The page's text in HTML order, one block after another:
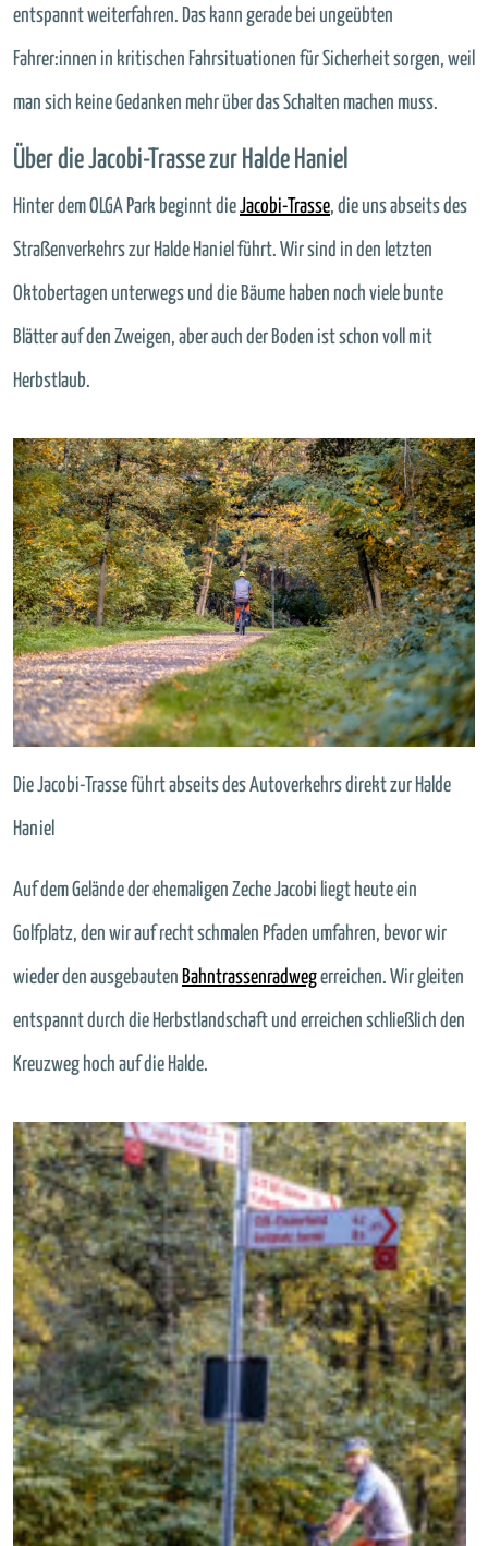
entspannt weiterfahren. Das kann gerade bei ungeübten
Fahrer:innen in kritischen Fahrsituationen für Sicherheit sorgen, weil
man sich keine Gedanken mehr über das Schalten machen muss.
Über die Jacobi-Trasse zur Halde Haniel
Hinter dem OLGA Park beginnt dieJacobi-Trasse, die uns abseits des
Straßenverkehrs zur Halde Haniel führt. Wir sind in den letzten
Oktobertagen unterwegs und die Bäume haben noch viele bunte
Blätter auf den Zweigen, aber auch der Boden ist schon voll mit
Herbstlaub.
Die Jacobi-Trasse führt abseits des Autoverkehrs direkt zur Halde
Haniel
Auf dem Gelände der ehemaligen Zeche Jacobi liegt heute ein
Golfplatz, den wir auf recht schmalen Pfaden umfahren, bevor wir
wieder den ausgebauten Bahntrassenradwegerreichen. Wir gleiten
entspannt durch die Herbstlandschaft und erreichen schließlich den
Kreuzweg hoch auf die Halde.